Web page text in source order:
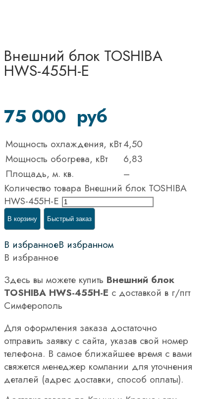
Внешний блок TOSHIBA
HWS-455H-E
75 000 руб
Мощность охлаждения, кВт4,50
Мощность обогрева, кВт
6,83
Площадь, м. кв.
–
Количество товара Внешний блок TOSHIBA
HWS-455H-E
В корзину Быстрый заказ
В избранноеВ избранном
В избранное
Здесь вы можете купить Внешний блок
TOSHIBA HWS-455H-E с доставкой в г/пгт
Симферополь
Для оформления заказа достаточно
отправить заявку с сайта, указав свой номер
телефона. В самое ближайшее время с вами
свяжется менеджер компании для уточнения
деталей (адрес доставки, способ оплаты).